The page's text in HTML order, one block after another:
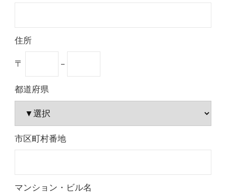
住所
〒 –
都道府県
市区町村番地
マンション・ビル名